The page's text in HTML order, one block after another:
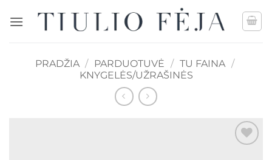
PRADŽIA / PARDUOTUVĖ / TU FAINA /
KNYGELĖS/UŽRAŠINĖS